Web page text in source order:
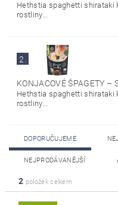
Hethstia spaghetti shirataki
rostliny...
2.
KONJACOVÉ ŠPAGETY –
Hethstia spaghetti shirataki
rostliny...
DOPORUČUJEME
NEJPRODÁVANĚJŠÍ
2 položek celkem